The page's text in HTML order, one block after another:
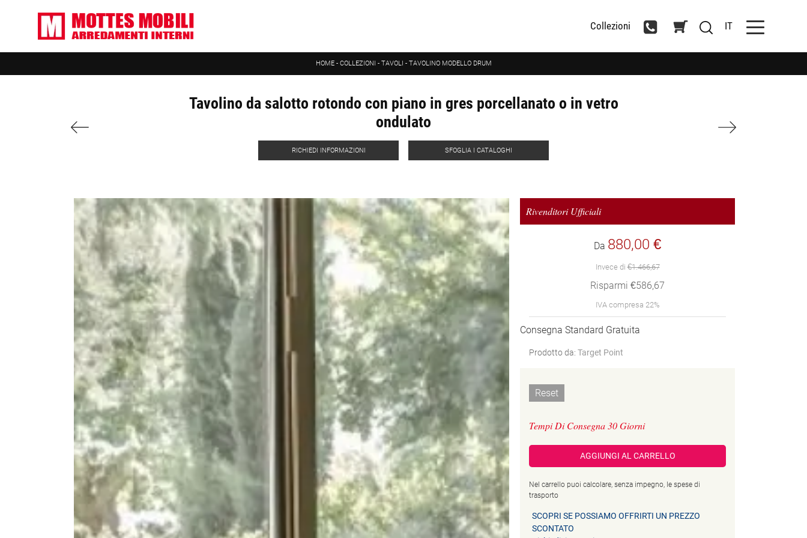
Collezioni IT
HOME- COLLEZIONI - TAVOLI - TAVOLINO MODELLO DRUM
Tavolino da salotto rotondo con piano in gres porcellanato o in vetro
ondulato
RICHIEDI INFORMAZIONI SFOGLIA I CATALOGHI
Rivenditori Ufficiali
Da 880,00 €
Invece di€1.466,67
Risparmi €586,67
IVA compresa 22%
Consegna Standard Gratuita
Prodotto da:Target Point
Reset
Tempi Di Consegna 30 Giorni
AGGIUNGI AL CARRELLO
Nel carrello puoi calcolare, senza impegno, le spese di
trasporto
SCOPRI SE POSSIAMO OFFRIRTI UN PREZZO
SCONTATO